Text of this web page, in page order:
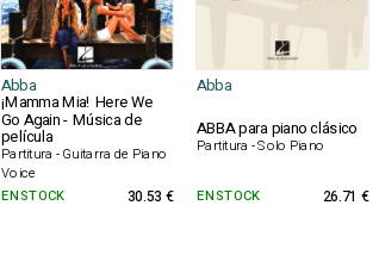
Abba Abba
¡Mamma Mia! Here We
Go Again - Música de
película
Partitura - Guitarra de Piano
Voice
ABBA para piano clásico
Partitura - Solo Piano
EN STOCK 30.53 € EN STOCK 26.71 €